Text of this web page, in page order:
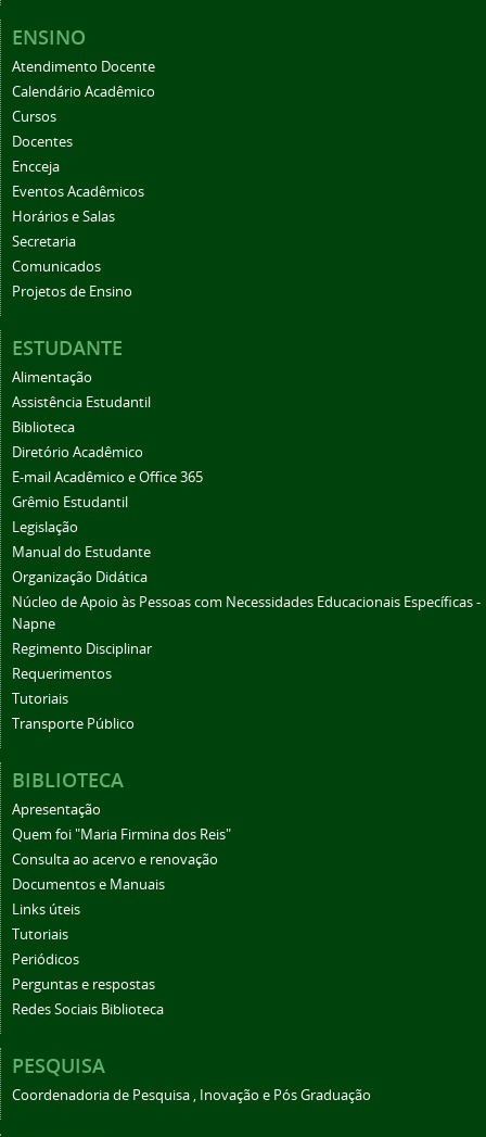
ENSINO
Atendimento Docente
Calendário Acadêmico
Cursos
Docentes
Encceja
Eventos Acadêmicos
Horários e Salas
Secretaria
Comunicados
Projetos de Ensino
ESTUDANTE
Alimentação
Assistência Estudantil
Biblioteca
Diretório Acadêmico
E-mail Acadêmico e Office 365
Grêmio Estudantil
Legislação
Manual do Estudante
Organização Didática
Núcleo de Apoio às Pessoas com Necessidades Educacionais Específicas -
Napne
Regimento Disciplinar
Requerimentos
Tutoriais
Transporte Público
BIBLIOTECA
Apresentação
Quem foi "Maria Firmina dos Reis"
Consulta ao acervo e renovação
Documentos e Manuais
Links úteis
Tutoriais
Periódicos
Perguntas e respostas
Redes Sociais Biblioteca
PESQUISA
Coordenadoria de Pesquisa , Inovação e Pós Graduação